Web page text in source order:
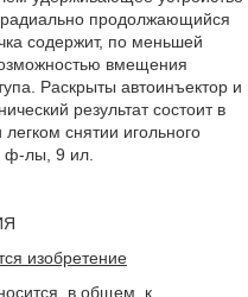
продолжающийся
содержит, по меньшей
вмещения
Раскрыты автоинъектор и
результат состоит в
снятии игольного
ф-лы, 9 ил.
изобретение
в общем, к